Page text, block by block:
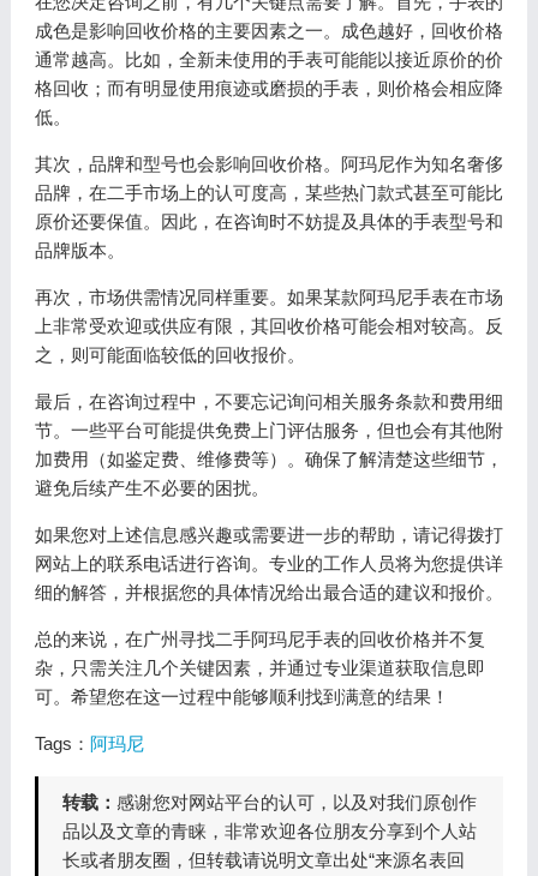
成色是影响回收价格的主要因素之一。成色越好，回收价格
通常越高。比如，全新未使用的手表可能能以接近原价的价
格回收；而有明显使用痕迹或磨损的手表，则价格会相应降
低。
其次，品牌和型号也会影响回收价格。阿玛尼作为知名奢侈
品牌，在二手市场上的认可度高，某些热门款式甚至可能比
原价还要保值。因此，在咨询时不妨提及具体的手表型号和
品牌版本。
再次，市场供需情况同样重要。如果某款阿玛尼手表在市场
上非常受欢迎或供应有限，其回收价格可能会相对较高。反
之，则可能面临较低的回收报价。
最后，在咨询过程中，不要忘记询问相关服务条款和费用细
节。一些平台可能提供免费上门评估服务，但也会有其他附
加费用（如鉴定费、维修费等）。确保了解清楚这些细节，
避免后续产生不必要的困扰。
如果您对上述信息感兴趣或需要进一步的帮助，请记得拨打
网站上的联系电话进行咨询。专业的工作人员将为您提供详
细的解答，并根据您的具体情况给出最合适的建议和报价。
总的来说，在广州寻找二手阿玛尼手表的回收价格并不复
杂，只需关注几个关键因素，并通过专业渠道获取信息即
可。希望您在这一过程中能够顺利找到满意的结果！
Tags： 阿玛尼
转载： 感谢您对网站平台的认可，以及对我们原创作
品以及文章的青睐，非常欢迎各位朋友分享到个人站
长或者朋友圈，但转载请说明文章出处“来源名表回